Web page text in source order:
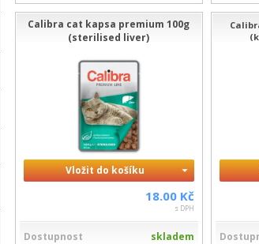
Calibra cat kapsa premium 100g
(sterilised liver)
Vložit do košíku
18.00 Kč
s DPH
Dostupnost skladem